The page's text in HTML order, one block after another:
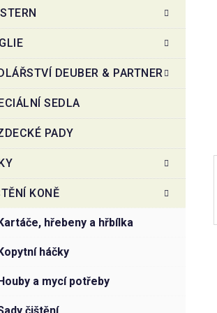
DEUBER & PARTNER
SEDLA
PADY
KONĚ
kartáče, hřebeny a hřbílka
kopytní háčky
houby a mycí potřeby
sady čištění